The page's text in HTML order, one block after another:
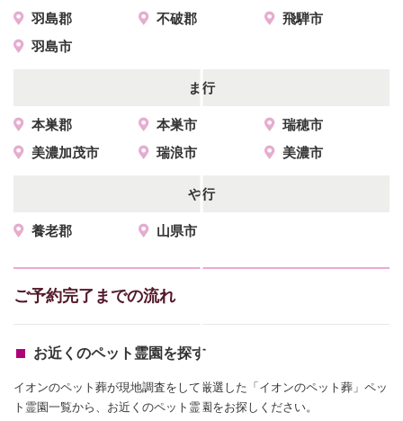
羽島郡 不破郡
飛騨市
羽島市
ま行
本巣郡 本巣市
瑞穂市
美濃加茂市
瑞浪市 美濃市
や行
養老郡 山県市
ご予約完了までの流れ
お近くのペット霊園を探す
イオンのペット葬が現地調査をして厳選した「イオンのペット葬」ペッ
ト霊園一覧から、お近くのペット霊園をお探しください。